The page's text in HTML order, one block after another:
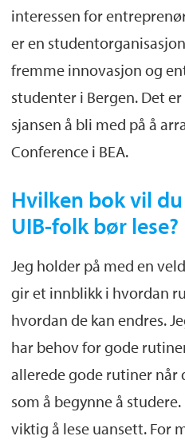
interessen for
er en
fremme innovasjon og
studenter i Bergen. Det
sjansen å bli med på å
Conference i BEA.
Hvilken bok vil
UIB-folk bør lese?
Jeg holder på med en
gir et innblikk i hvordan
hvordan de kan endres.
har behov for gode
allerede gode rutiner når
som å begynne å
viktig å lese uansett. For